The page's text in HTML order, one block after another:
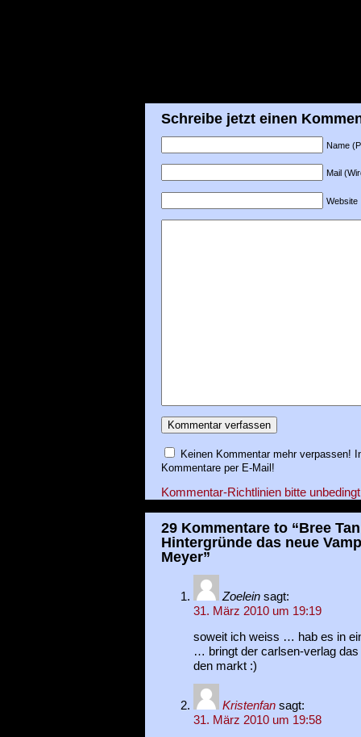
Schreibe jetzt einen
Name
Mail
Website
Keinen Kommentar mehr verpassen!
Kommentare per E-Mail!
Kommentar-Richtlinien bitte
29 Kommentare to “Bree
Hintergründe das neue
Meyer”
Zoelein sagt:
31. März 2010 um 19:19
soweit ich weiss … hab es in
… bringt der carlsen-verlag
den markt :)
Kristenfan sagt:
31. März 2010 um 19:58